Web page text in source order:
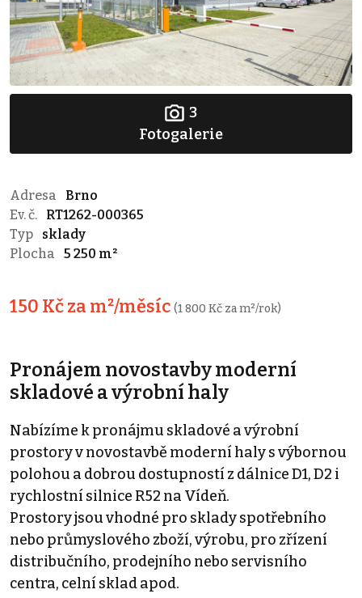
3
Fotogalerie
Adresa
Brno
Ev. č.
RT1262-000365
Typ
sklady
Plocha
5 250 m²
150 Kč za m²/měsíc (1 800 Kč za m²/rok)
Pronájem novostavby moderní
skladové a výrobní haly
Nabízíme k pronájmu skladové a výrobní
prostory v novostavbě moderní haly s výbornou
polohou a dobrou dostupností z dálnice D1, D2 i
rychlostní silnice R52 na Vídeň.
Prostory jsou vhodné pro sklady spotřebního
nebo průmyslového zboží, výrobu, pro zřízení
distribučního, prodejního nebo servisního
centra, celní sklad apod.